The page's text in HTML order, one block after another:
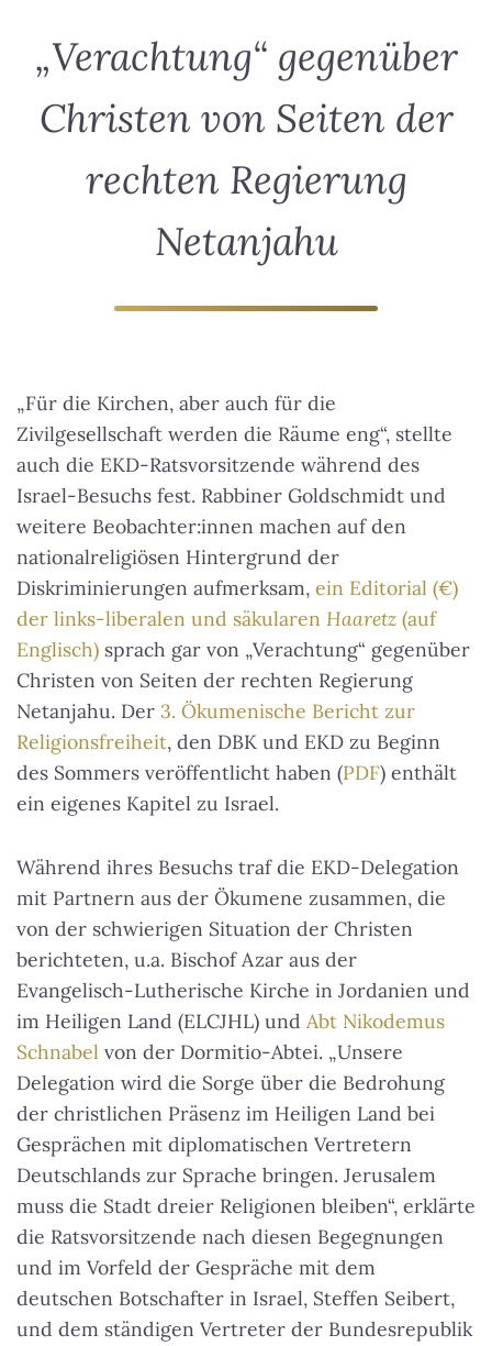
„Verachtung“ gegenüber
Christen von Seiten der
rechten Regierung
Netanjahu
„Für die Kirchen, aber auch für die
Zivilgesellschaft werden die Räume eng“, stellte
auch die EKD-Ratsvorsitzende während des
Israel-Besuchs fest. Rabbiner Goldschmidt und
weitere Beobachter:innen machen auf den
nationalreligiösen Hintergrund der
Diskriminierungen aufmerksam, ein Editorial (€)
der links-liberalen und säkularen Haaretz (auf
Englisch) sprach gar von „Verachtung“ gegenüber
Christen von Seiten der rechten Regierung
Netanjahu. Der 3. Ökumenische Bericht zur
Religionsfreiheit, den DBK und EKD zu Beginn
des Sommers veröffentlicht haben (PDF) enthält
ein eigenes Kapitel zu Israel.
Während ihres Besuchs traf die EKD-Delegation
mit Partnern aus der Ökumene zusammen, die
von der schwierigen Situation der Christen
berichteten, u.a. Bischof Azar aus der
Evangelisch-Lutherische Kirche in Jordanien und
im Heiligen Land (ELCJHL) und Abt Nikodemus
Schnabel von der Dormitio-Abtei. „Unsere
Delegation wird die Sorge über die Bedrohung
der christlichen Präsenz im Heiligen Land bei
Gesprächen mit diplomatischen Vertretern
Deutschlands zur Sprache bringen. Jerusalem
muss die Stadt dreier Religionen bleiben“, erklärte
die Ratsvorsitzende nach diesen Begegnungen
und im Vorfeld der Gespräche mit dem
deutschen Botschafter in Israel, Steffen Seibert,
und dem ständigen Vertreter der Bundesrepublik